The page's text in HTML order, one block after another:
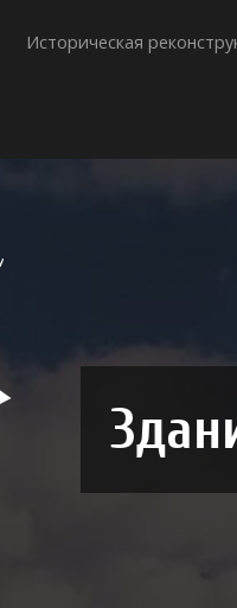
Историческая